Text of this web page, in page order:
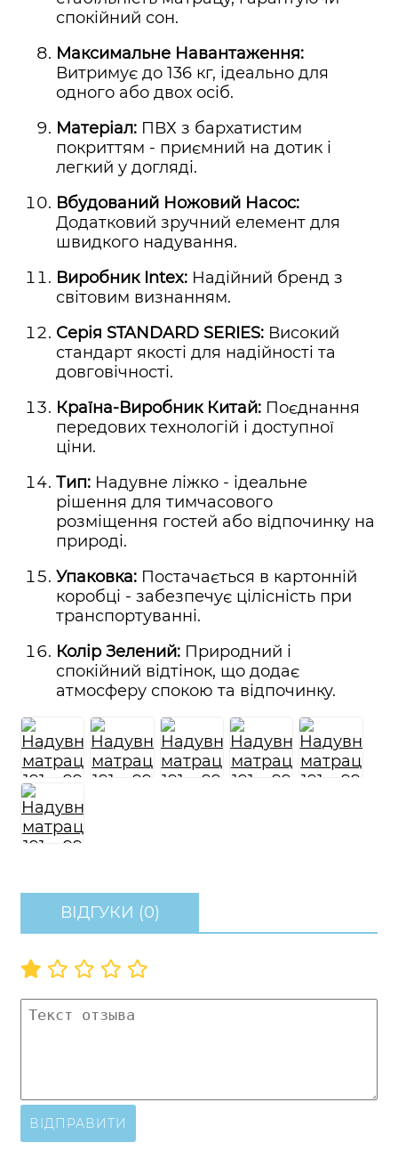
спокійний сон.
Максимальне Навантаження:
Витримує до 136 кг, ідеально для
одного або двох осіб.
Матеріал: ПВХ з бархатистим
покриттям - приємний на дотик і
легкий у догляді.
Вбудований Ножовий Насос:
Додатковий зручний елемент для
швидкого надування.
Виробник Intex: Надійний бренд з
світовим визнанням.
Серія STANDARD SERIES: Високий
стандарт якості для надійності та
довговічності.
Країна-Виробник Китай: Поєднання
передових технологій і доступної
ціни.
Тип: Надувне ліжко - ідеальне
рішення для тимчасового
розміщення гостей або відпочинку на
природі.
Упаковка: Постачається в картонній
коробці - забезпечує цілісність при
транспортуванні.
Колір Зелений: Природний і
спокійний відтінок, що додає
атмосферу спокою та відпочинку.
ВІДГУКИ (0)
ВІДПРАВИТИ